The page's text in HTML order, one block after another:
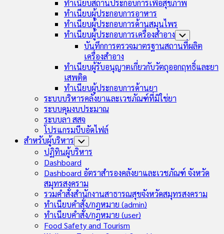
ทำเนียบสถานประกอบการเพื่อสุขภาพ
ทำเนียบผู้ประกอบการอาหาร
ทำเนียบผู้ประกอบการด้านสมุนไพร
ทำเนียบผู้ประกอบการเครื่องสำอาง Toggle
Child
Menu
บันทึกการตรวจมาตรฐานสถานที่ผลิต
เครื่องสำอาง
ทำเนียบผู้รับอนุญาตเกี่ยวกับวัตถุออกฤทธิ์และยา
เสพติด
ทำเนียบผู้ประกอบการด้านยา
ระบบบริหารคลังยาและเวชภัณฑ์ที่มิใช่ยา
ระบบคุมงบประมาณ
ระบบลา สสจ
โปรแกรมบีบอัดไฟล์
สำหรับผู้บริหาร Toggle
Child
Menu
ปฏิทินผู้บริหาร
Dashboard
Dashboard อัตราสำรองคลังยาและเวชภัณฑ์ จังหวัด
สมุทรสงคราม
รวมคำสั่งสำนักงานสาธารณสุขจังหวัดสมุทรสงคราม
ทำเนียบคำสั่ง/กฎหมาย (admin)
ทำเนียบคำสั่ง/กฎหมาย (user)
Food Safety and Tourism